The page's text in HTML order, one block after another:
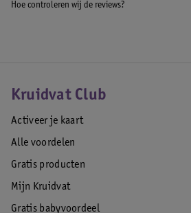
Hoe controleren wij de reviews?
Kruidvat Club
Activeer je kaart
Alle voordelen
Gratis producten
Mijn Kruidvat
Gratis babyvoordeel